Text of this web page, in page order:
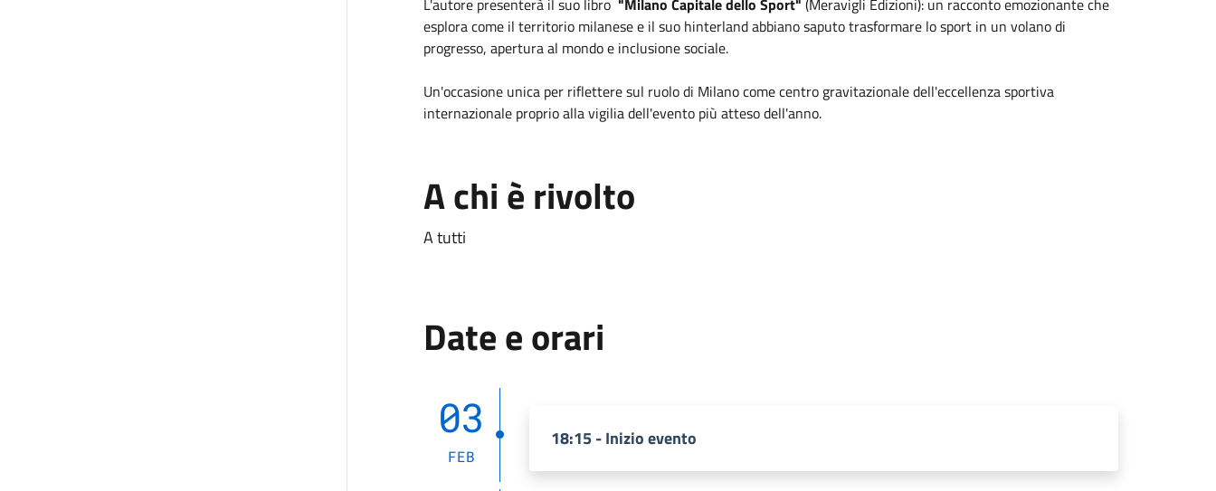
L'autore presenterà il suo libro "Milano Capitale dello Sport" (Meravigli Edizioni): un racconto emozionante che
esplora come il territorio milanese e il suo hinterland abbiano saputo trasformare lo sport in un volano di
progresso, apertura al mondo e inclusione sociale.
Un'occasione unica per riflettere sul ruolo di Milano come centro gravitazionale dell'eccellenza sportiva
internazionale proprio alla vigilia dell'evento più atteso dell'anno.
A chi è rivolto
A tutti
Date e orari
03
FEB
18:15 - Inizio evento